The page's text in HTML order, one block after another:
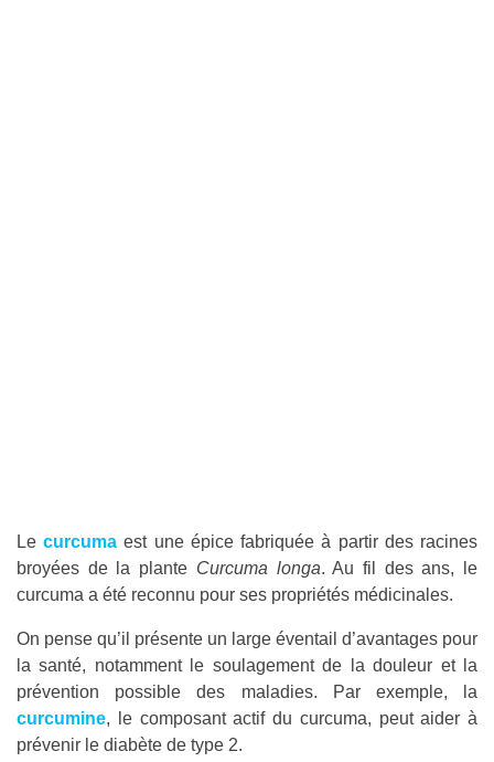
Lecurcuma est une épice fabriquée à partir des racines
broyées de la plante Curcuma longa. Au fil des ans, le
curcuma a été reconnu pour ses propriétés médicinales.
On pense qu’il présente un large éventail d’avantages pour
la santé, notamment le soulagement de la douleur et la
prévention possible des maladies. Par exemple, la
curcumine, le composant actif du curcuma, peut aider à
prévenir le diabète de type 2.